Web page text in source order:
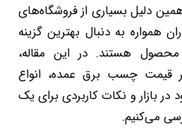
دلیل بسیاری از فروشگاه‌های
همواره به دنبال بهترین گزینه
هستند. در این مقاله،
قیمت چسب برق عمده، انواع
بازار و نکات کاربردی برای یک
می‌کنیم.